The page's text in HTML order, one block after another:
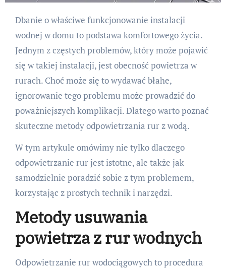
Dbanie o właściwe funkcjonowanie instalacji
wodnej w domu to podstawa komfortowego życia.
Jednym z częstych problemów, który może pojawić
się w takiej instalacji, jest obecność powietrza w
rurach. Choć może się to wydawać błahe,
ignorowanie tego problemu może prowadzić do
poważniejszych komplikacji. Dlatego warto poznać
skuteczne metody odpowietrzania rur z wodą.
W tym artykule omówimy nie tylko dlaczego
odpowietrzanie rur jest istotne, ale także jak
samodzielnie poradzić sobie z tym problemem,
korzystając z prostych technik i narzędzi.
Metody usuwania
powietrza z rur wodnych
Odpowietrzanie rur wodociągowych to procedura